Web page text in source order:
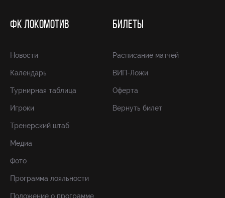
ФК ЛОКОМОТИВ
Новости
Календарь
Турнирная таблица
Игроки
Тренерский штаб
Медиа
Фото
Программа лояльности
Положение о программе
БИЛЕТЫ
Расписание матчей
ВИП-Ложи
Оферта
Вернуть билет